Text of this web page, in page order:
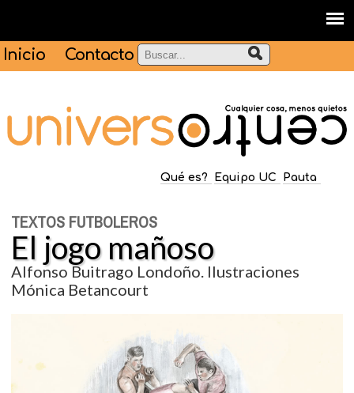
Inicio Contacto
Qué es? Equipo UC Pauta
TEXTOS FUTBOLEROS
El jogo mañoso
Alfonso Buitrago Londoño. Ilustraciones
Mónica Betancourt